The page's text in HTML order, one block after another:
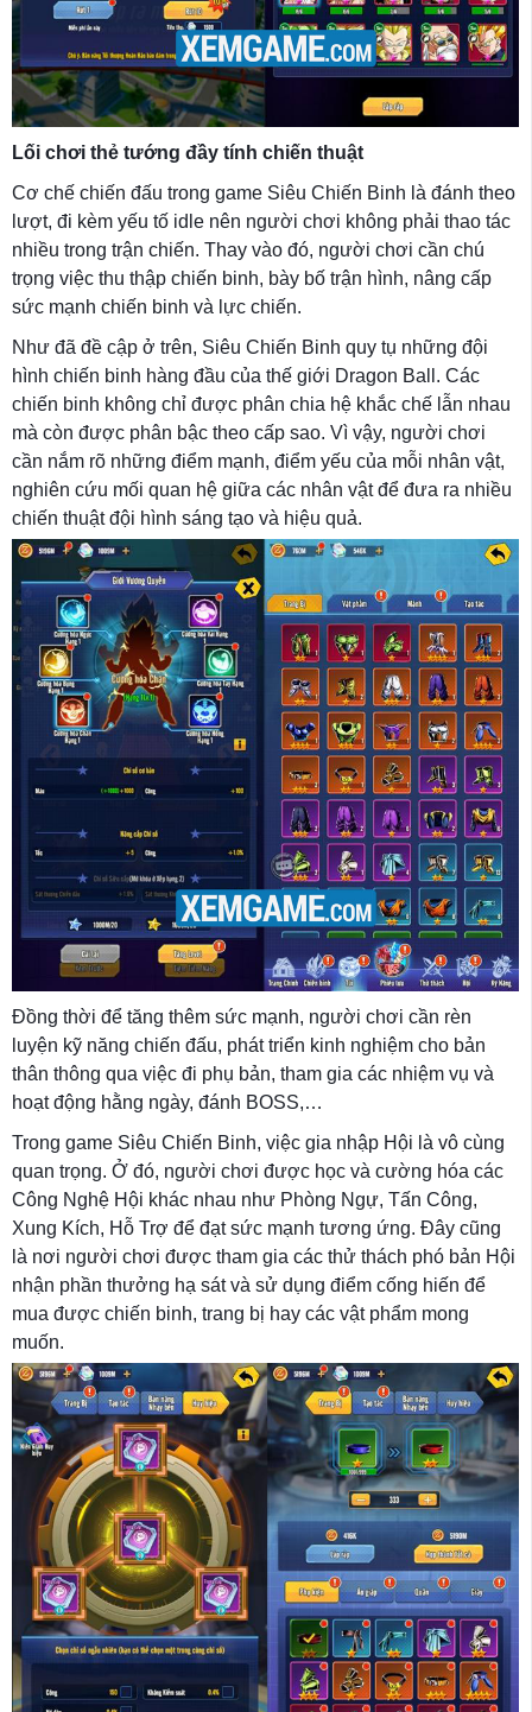
Lối chơi thẻ tướng đầy tính chiến thuật
Cơ chế chiến đấu trong game Siêu Chiến Binh là đánh theo
lượt, đi kèm yếu tố idle nên người chơi không phải thao tác
nhiều trong trận chiến. Thay vào đó, người chơi cần chú
trọng việc thu thập chiến binh, bày bố trận hình, nâng cấp
sức mạnh chiến binh và lực chiến.
Như đã đề cập ở trên, Siêu Chiến Binh quy tụ những đội
hình chiến binh hàng đầu của thế giới Dragon Ball. Các
chiến binh không chỉ được phân chia hệ khắc chế lẫn nhau
mà còn được phân bậc theo cấp sao. Vì vậy, người chơi
cần nắm rõ những điểm mạnh, điểm yếu của mỗi nhân vật,
nghiên cứu mối quan hệ giữa các nhân vật để đưa ra nhiều
chiến thuật đội hình sáng tạo và hiệu quả.
Đồng thời để tăng thêm sức mạnh, người chơi cần rèn
luyện kỹ năng chiến đấu, phát triển kinh nghiệm cho bản
thân thông qua việc đi phụ bản, tham gia các nhiệm vụ và
hoạt động hằng ngày, đánh BOSS,…
Trong game Siêu Chiến Binh, việc gia nhập Hội là vô cùng
quan trọng. Ở đó, người chơi được học và cường hóa các
Công Nghệ Hội khác nhau như Phòng Ngự, Tấn Công,
Xung Kích, Hỗ Trợ để đạt sức mạnh tương ứng. Đây cũng
là nơi người chơi được tham gia các thử thách phó bản Hội
nhận phần thưởng hạ sát và sử dụng điểm cống hiến để
mua được chiến binh, trang bị hay các vật phẩm mong
muốn.